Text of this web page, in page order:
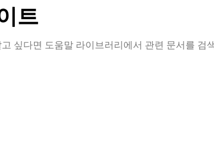
트
싶다면 도움말 라이브러리에서 관련 문서를 검